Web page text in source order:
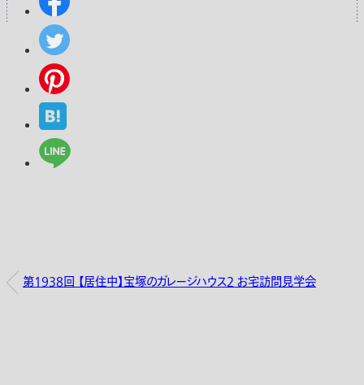
第1938回 【居住中】宝塚のガレージハウス2 お宅訪問見学会